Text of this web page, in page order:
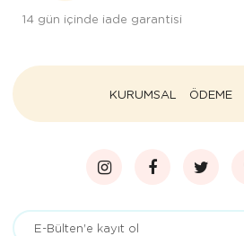
14 gün içinde iade garantisi
KURUMSAL ÖDEME